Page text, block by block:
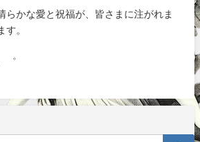
らかな愛と祝福が、皆さまに注がれま
す。
゜